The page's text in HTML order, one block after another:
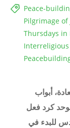
Peace-
Pilgrimage of
Thursdays in
أبواب
كرد فعل
للبدء في